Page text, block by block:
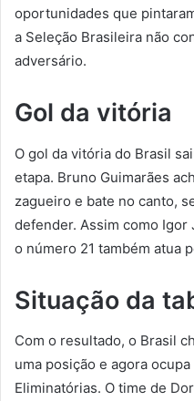
oportunidades que
a Seleção Brasileira não
adversário.
Gol da vitória
O gol da vitória do Brasil
etapa. Bruno Guimarães
zagueiro e bate no canto,
defender. Assim como
o número 21 também atua
Situação da
Com o resultado, o Brasil
uma posição e agora
Eliminatórias. O time de